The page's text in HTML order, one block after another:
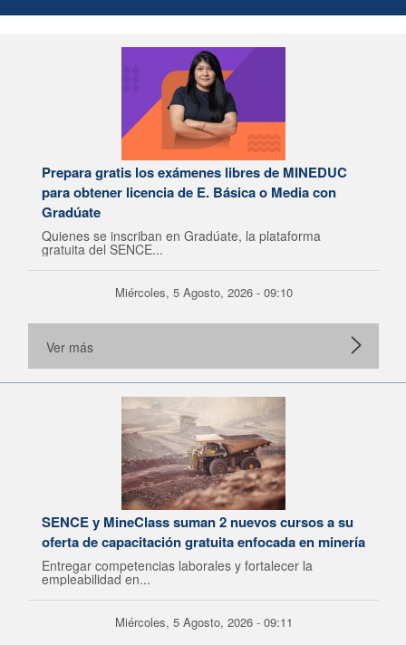
Prepara gratis los exámenes libres de MINEDUC
para obtener licencia de E. Básica o Media con
Gradúate
Quienes se inscriban en Gradúate, la plataforma
gratuita del SENCE...
Miércoles, 5 Agosto, 2026 - 09:10
Ver más
SENCE y MineClass suman 2 nuevos cursos a su
oferta de capacitación gratuita enfocada en minería
Entregar competencias laborales y fortalecer la
empleabilidad en...
Miércoles, 5 Agosto, 2026 - 09:11